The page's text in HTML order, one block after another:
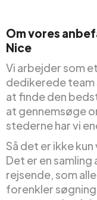
Om vores
Nice
Vi arbejder som
dedikerede
at finde den
at gennemsøge
stederne har vi
Så det er ikke
Det er en
rejsende, som
forenkler